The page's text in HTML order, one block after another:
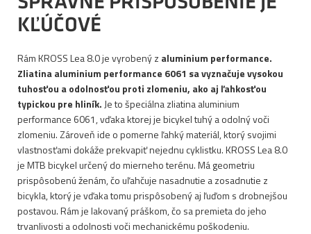
KĽÚČOVÉ
Rám KROSS Lea 8.0 je vyrobený z aluminium performance.
Zliatina aluminium performance 6061 sa vyznačuje vysokou
tuhosťou a odolnosťou proti zlomeniu, ako aj ľahkosťou
typickou pre hliník. Je to špeciálna zliatina aluminium
performance 6061, vďaka ktorej je bicykel tuhý a odolný voči
zlomeniu. Zároveň ide o pomerne ľahký materiál, ktorý svojimi
vlastnosťami dokáže prekvapiť nejednu cyklistku. KROSS Lea 8.0
je MTB bicykel určený do mierneho terénu. Má geometriu
prispôsobenú ženám, čo uľahčuje nasadnutie a zosadnutie z
bicykla, ktorý je vďaka tomu prispôsobený aj ľuďom s drobnejšou
postavou. Rám je lakovaný práškom, čo sa premieta do jeho
trvanlivosti a odolnosti voči mechanickému poškodeniu.